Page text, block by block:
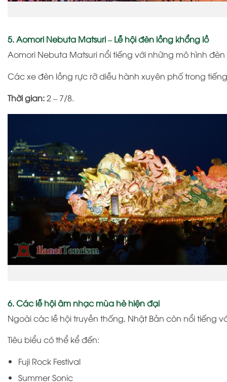
5. Aomori Nebuta Matsuri – Lễ hội đèn lồng khổng lồ
Aomori Nebuta Matsuri nổi tiếng với những mô hình
Các xe đèn lồng rực rỡ diễu hành xuyên phố trong
Thời gian:2 – 7/8.
6. Các lễ hội âm nhạc mùa hè hiện đại
Ngoài các lễ hội truyền thống, Nhật Bản còn nổi tiếng
Tiêu biểu có thể kể đến:
Fuji Rock Festival
Summer Sonic